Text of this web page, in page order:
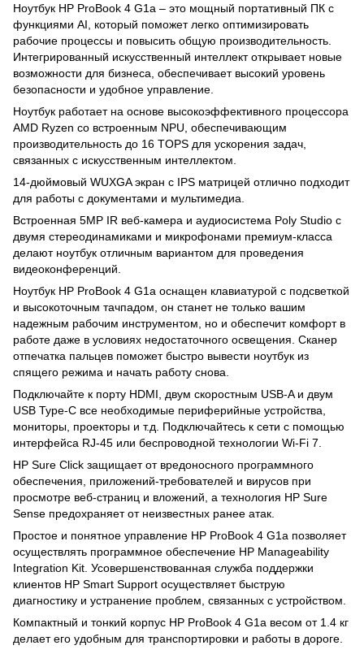
Ноутбук HP ProBook 4 G1a – это мощный портативный ПК с
функциями AI, который поможет легко оптимизировать
рабочие процессы и повысить общую производительность.
Интегрированный искусственный интеллект открывает новые
возможности для бизнеса, обеспечивает высокий уровень
безопасности и удобное управление.
Ноутбук работает на основе высокоэффективного процессора
AMD Ryzen со встроенным NPU, обеспечивающим
производительность до 16 TOPS для ускорения задач,
связанных с искусственным интеллектом.
14-дюймовый WUXGA экран с IPS матрицей отлично подходит
для работы с документами и мультимедиа.
Встроенная 5MP IR веб-камера и аудиосистема Poly Studio с
двумя стереодинамиками и микрофонами премиум-класса
делают ноутбук отличным вариантом для проведения
видеоконференций.
Ноутбук HP ProBook 4 G1a оснащен клавиатурой с подсветкой
и высокоточным тачпадом, он станет не только вашим
надежным рабочим инструментом, но и обеспечит комфорт в
работе даже в условиях недостаточного освещения. Сканер
отпечатка пальцев поможет быстро вывести ноутбук из
спящего режима и начать работу снова.
Подключайте к порту HDMI, двум скоростным USB-A и двум
USB Type-C все необходимые периферийные устройства,
мониторы, проекторы и т.д. Подключайтесь к сети с помощью
интерфейса RJ-45 или беспроводной технологии Wi-Fi 7.
HP Sure Click защищает от вредоносного программного
обеспечения, приложений-требователей и вирусов при
просмотре веб-страниц и вложений, а технология HP Sure
Sense предохраняет от неизвестных ранее атак.
Простое и понятное управление HP ProBook 4 G1a позволяет
осуществлять программное обеспечение HP Manageability
Integration Kit. Усовершенствованная служба поддержки
клиентов HP Smart Support осуществляет быструю
диагностику и устранение проблем, связанных с устройством.
Компактный и тонкий корпус HP ProBook 4 G1a весом от 1.4 кг
делает его удобным для транспортировки и работы в дороге.